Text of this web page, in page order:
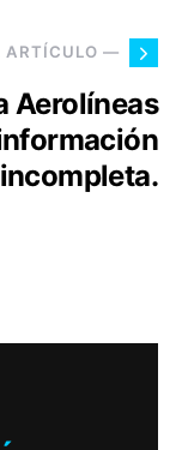
ARTÍCULO —
Aerolíneas
incompleta.